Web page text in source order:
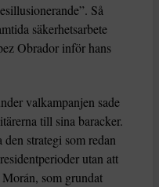
Så
säkerhetsarbete
Obrador inför hans
valkampanjen sade
till sina baracker.
strategi som redan
utan att
som grundat